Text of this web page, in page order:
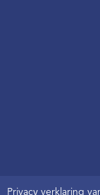
Privacy verklaring